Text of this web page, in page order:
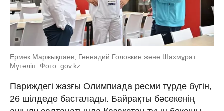
Ермек Маржықпаев, Геннадий Головкин және Шахмұрат
Мүтәліп. Фото: gov.kz
Париждегі жазғы Олимпиада ресми түрде бүгін,
26 шілдеде басталады. Байрақты бәсекенің